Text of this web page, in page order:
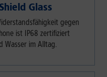
Glass
gegen
ist IP68 zertifiziert
Wasser im Alltag.